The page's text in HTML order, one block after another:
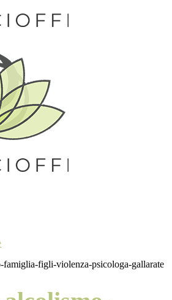
famiglia-figli-violenza-psicologa-gallarate